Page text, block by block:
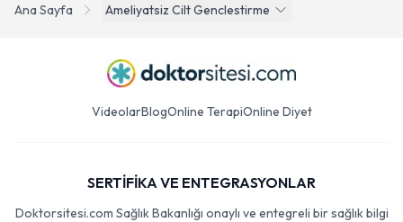
Ana Sayfa Ameliyatsiz Cilt Genclestirme
VideolarBlogOnline TerapiOnline Diyet
SERTİFİKA VE ENTEGRASYONLAR
Doktorsitesi.com Sağlık Bakanlığı onaylı ve entegreli bir sağlık bilgi